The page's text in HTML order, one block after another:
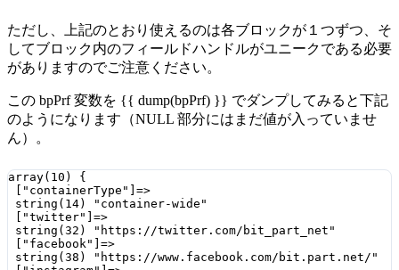
ただし、上記のとおり使えるのは各ブロックが１つずつ、そ
してブロック内のフィールドハンドルがユニークである必要
がありますのでご注意ください。
この bpPrf 変数を {{ dump(bpPrf) }} でダンプしてみると下記
のようになります（NULL 部分にはまだ値が入っていませ
ん）。
array(10) {
["containerType"]=>
string(14) "container-wide"
["twitter"]=>
string(32) "https://twitter.com/bit_part_net"
["facebook"]=>
string(38) "https://www.facebook.com/bit.part.net/"